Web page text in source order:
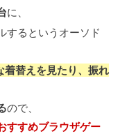
に、
するというオーソド
替えを見たり、振れ
ので、
すすめブラウザゲー